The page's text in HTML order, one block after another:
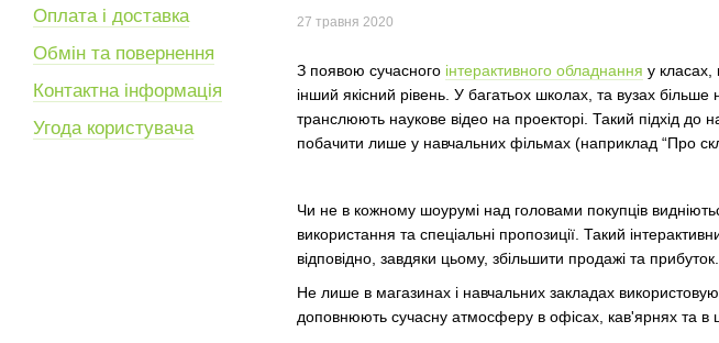
27 травня 2020
З появою сучасного інтерактивного обладнання у класах,
інший якісний рівень. У багатьох школах, та вузах
транслюють наукове відео на проекторі. Такий підхід до
побачити лише у навчальних фільмах (наприклад “Про
Чи не в кожному шоурумі над головами покупців
використання та спеціальні пропозиції. Такий
відповідно, завдяки цьому, збільшити продажі та прибуток.
Не лише в магазинах і навчальних закладах
доповнюють сучасну атмосферу в офісах, кав'ярнях та в
Оплата і доставка
Обмін та повернення
Контактна інформація
Угода користувача